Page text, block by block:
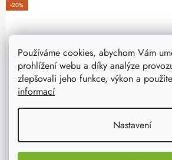
Používáme cookies, abychom Vám
prohlížení webu a díky analýze
zlepšovali jeho funkce, výkon a
informací
Nastavení
-20%